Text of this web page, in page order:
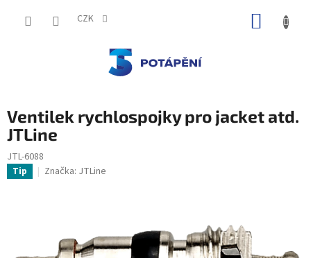
CZK
Ventilek rychlospojky pro jacket atd.
JTLine
JTL-6088
Tip Značka: JTLine